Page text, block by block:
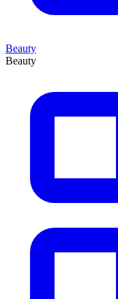
Beauty
Beauty